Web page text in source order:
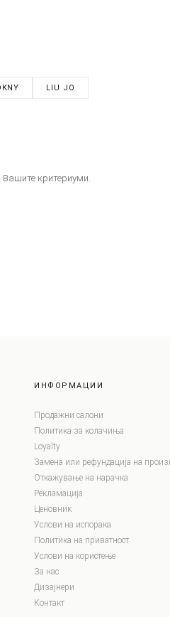
LIU JO
Вашите критериуми.
ИНФОРМАЦИИ
Продажни салони
Политика за колачиња
Loyalty
Замена или рефундација на
Откажување на нарачка
Рекламација
Ценовник
Услови на испорака
Политика на приватност
Услови на користење
За нас
Дизајнери
Контакт